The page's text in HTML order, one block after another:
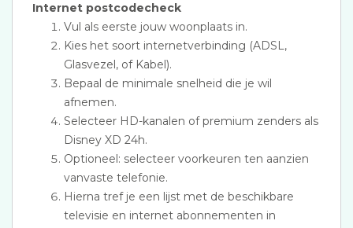
Internet postcodecheck
Vul als eerste jouw woonplaats in.
Kies het soort internetverbinding (ADSL,
Glasvezel, of Kabel).
Bepaal de minimale snelheid die je wil
afnemen.
Selecteer HD-kanalen of premium zenders als
Disney XD 24h.
Optioneel: selecteer voorkeuren ten aanzien
vanvaste telefonie.
Hierna tref je een lijst met de beschikbare
televisie en internet abonnementen in